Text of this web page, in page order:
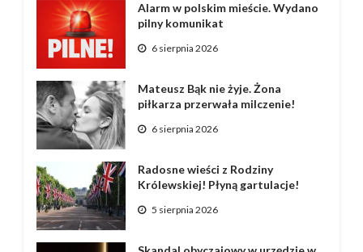
Alarm w polskim mieście. Wydano
pilny komunikat
6 sierpnia 2026
Mateusz Bąk nie żyje. Żona
piłkarza przerwała milczenie!
6 sierpnia 2026
Radosne wieści z Rodziny
Królewskiej! Płyną gartulacje!
5 sierpnia 2026